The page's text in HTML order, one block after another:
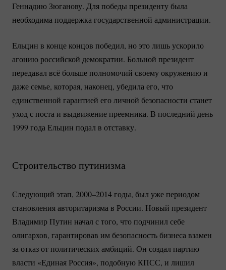
Геннадию Зюганову. Для победы президенту была
необходима поддержка государственной администрации.
Ельцин в конце концов победил, но это лишь ускорило
агонию российской демократии. Больной президент
передавал всё больше полномочий своему окружению и
даже семье, которая, наконец, убедила его, что
единственной гарантией его личной безопасности станет
уход с поста и выдвижение преемника. В последний день
1999 года Ельцин подал в отставку.
Строительство путинизма
Следующий этап, 2000–2014 годы, был уже периодом
становления авторитаризма в России. Новый президент
Владимир Путин начал с того, что подчинил себе
олигархов, гарантировав им безопасность бизнеса взамен
за отказ от политических амбиций. Он создал партию
власти «Единая Россия», подобную КПСС, и лишил